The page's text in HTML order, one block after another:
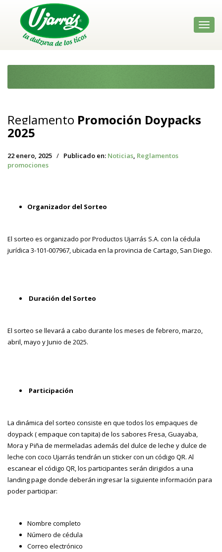
Reglamento Promoción Doypacks
2025
22 enero, 2025 / Publicado en: Noticias, Reglamentos
promociones
Organizador del Sorteo
El sorteo es organizado por Productos Ujarrás S.A. con la cédula
jurídica 3-101-007967, ubicada en la provincia de Cartago, San Diego.
Duración del Sorteo
El sorteo se llevará a cabo durante los meses de febrero, marzo,
abril, mayo y Junio de 2025.
Participación
La dinámica del sorteo consiste en que todos los empaques de
doypack ( empaque con tapita) de los sabores Fresa, Guayaba,
Mora y Piña de mermeladas además del dulce de leche y dulce de
leche con coco Ujarrás tendrán un sticker con un código QR. Al
escanear el código QR, los participantes serán dirigidos a una
landing page donde deberán ingresar la siguiente información para
poder participar:
Nombre completo
Número de cédula
Correo electrónico